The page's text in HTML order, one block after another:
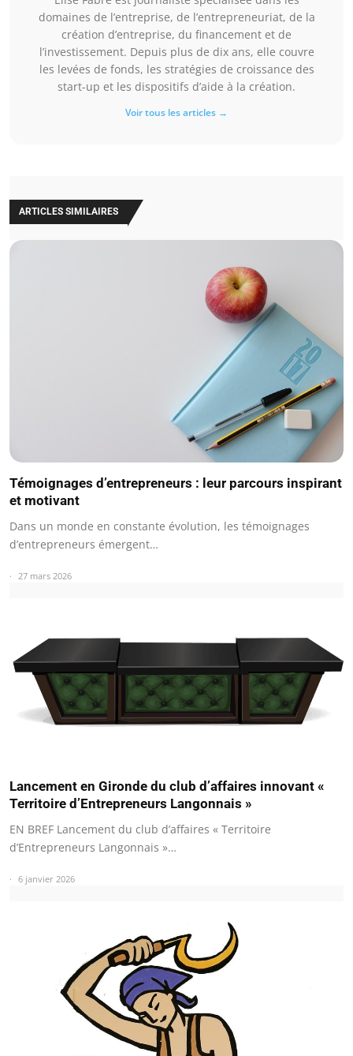
domaines de l’entreprise, de l’entrepreneuriat, de la
création d’entreprise, du financement et de
l’investissement. Depuis plus de dix ans, elle couvre
les levées de fonds, les stratégies de croissance des
start-up et les dispositifs d’aide à la création.
Voir tous les articles →
ARTICLES SIMILAIRES
Témoignages d’entrepreneurs : leur parcours inspirant
et motivant
Dans un monde en constante évolution, les témoignages
d’entrepreneurs émergent…
27 mars 2026
Lancement en Gironde du club d’affaires innovant «
Territoire d’Entrepreneurs Langonnais »
EN BREF Lancement du club d’affaires « Territoire
d’Entrepreneurs Langonnais »…
6 janvier 2026